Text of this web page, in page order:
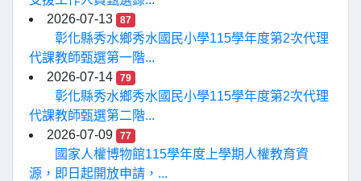
2026-07-13
87
彰化縣秀水鄉秀水國民小學115學年度第2次代理
代課教師甄選第一階...
2026-07-14
79
彰化縣秀水鄉秀水國民小學115學年度第2次代理
代課教師甄選第二階...
2026-07-09
77
國家人權博物館115學年度上學期人權教育資
源，即日起開放申請，...